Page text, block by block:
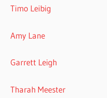
Timo Leibig
Amy Lane
Garrett Leigh
Tharah Meester